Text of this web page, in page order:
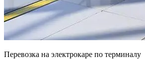
Перевозка на электрокаре по терминалу